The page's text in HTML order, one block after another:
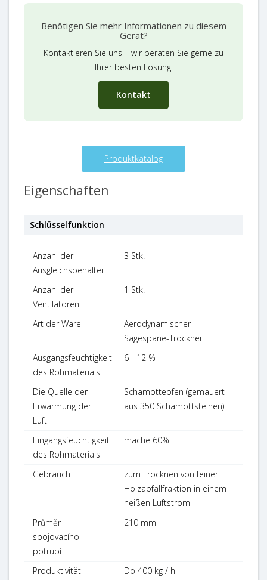
Benötigen Sie mehr Informationen zu diesem
Gerät?
Kontaktieren Sie uns – wir beraten Sie gerne zu
Ihrer besten Lösung!
Kontakt
Produktkatalog
Eigenschaften
Schlüsselfunktion
Anzahl der
Ausgleichsbehälter
3 Stk.
Anzahl der
Ventilatoren
1 Stk.
Art der Ware
Aerodynamischer
Sägespäne-Trockner
Ausgangsfeuchtigkeit
des Rohmaterials
6 - 12 %
Die Quelle der
Erwärmung der
Luft
Schamotteofen (gemauert
aus 350 Schamottsteinen)
Eingangsfeuchtigkeit
des Rohmaterials
mache 60%
Gebrauch
zum Trocknen von feiner
Holzabfallfraktion in einem
heißen Luftstrom
Průměr
spojovacího
potrubí
210 mm
Produktivität
Do 400 kg / h